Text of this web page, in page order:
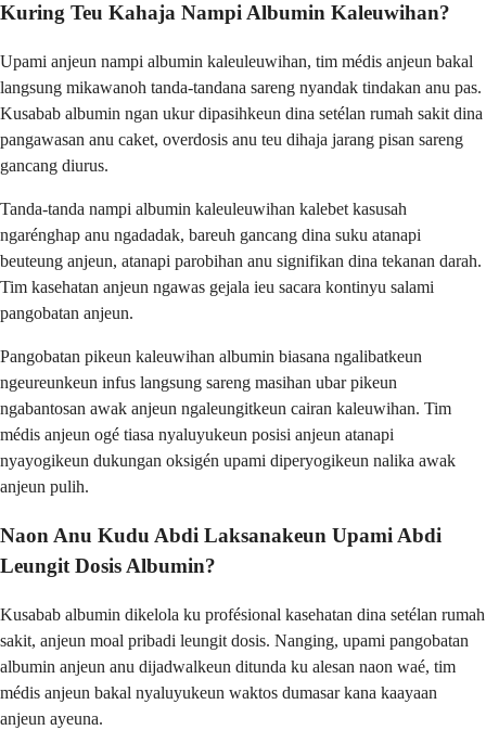
Kuring Teu Kahaja Nampi Albumin Kaleuwihan?
Upami anjeun nampi albumin kaleuleuwihan, tim médis anjeun bakal
langsung mikawanoh tanda-tandana sareng nyandak tindakan anu pas.
Kusabab albumin ngan ukur dipasihkeun dina setélan rumah sakit dina
pangawasan anu caket, overdosis anu teu dihaja jarang pisan sareng
gancang diurus.
Tanda-tanda nampi albumin kaleuleuwihan kalebet kasusah
ngarénghap anu ngadadak, bareuh gancang dina suku atanapi
beuteung anjeun, atanapi parobihan anu signifikan dina tekanan darah.
Tim kasehatan anjeun ngawas gejala ieu sacara kontinyu salami
pangobatan anjeun.
Pangobatan pikeun kaleuwihan albumin biasana ngalibatkeun
ngeureunkeun infus langsung sareng masihan ubar pikeun
ngabantosan awak anjeun ngaleungitkeun cairan kaleuwihan. Tim
médis anjeun ogé tiasa nyaluyukeun posisi anjeun atanapi
nyayogikeun dukungan oksigén upami diperyogikeun nalika awak
anjeun pulih.
Naon Anu Kudu Abdi Laksanakeun Upami Abdi
Leungit Dosis Albumin?
Kusabab albumin dikelola ku profésional kasehatan dina setélan rumah
sakit, anjeun moal pribadi leungit dosis. Nanging, upami pangobatan
albumin anjeun anu dijadwalkeun ditunda ku alesan naon waé, tim
médis anjeun bakal nyaluyukeun waktos dumasar kana kaayaan
anjeun ayeuna.